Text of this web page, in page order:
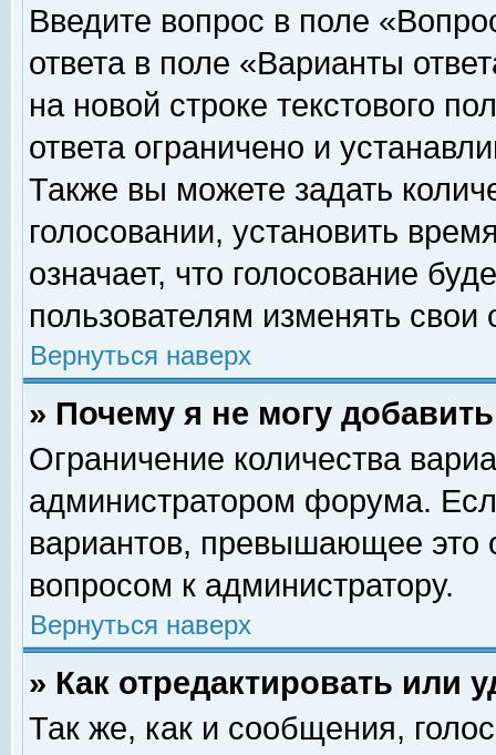
Введите вопрос в поле
ответа в поле «Варианты
на новой строке текстового
ответа ограничено и
Также вы можете задать
голосовании, установить
означает, что голосование
пользователям изменять свои
Вернуться наверх
» Почему я не могу
Ограничение количества
администратором форума.
вариантов, превышающее это
вопросом к администратору.
Вернуться наверх
» Как отредактировать или
Так же, как и сообщения,